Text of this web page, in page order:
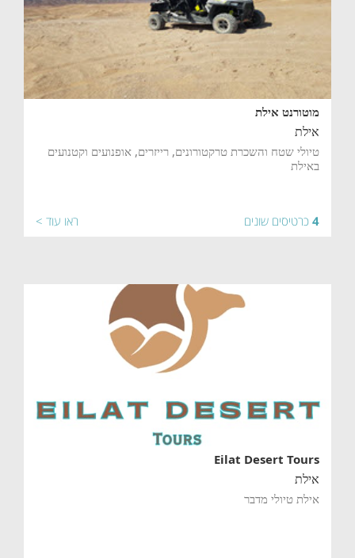
מוטורנט אילת
אילת
טיולי שטח והשכרת טרקטורונים, רייזרים, אופנועים וקטנועים
באילת
4 כרטיסים שונים ראו עוד >
Eilat Desert Tours
אילת
אילת טיולי מדבר